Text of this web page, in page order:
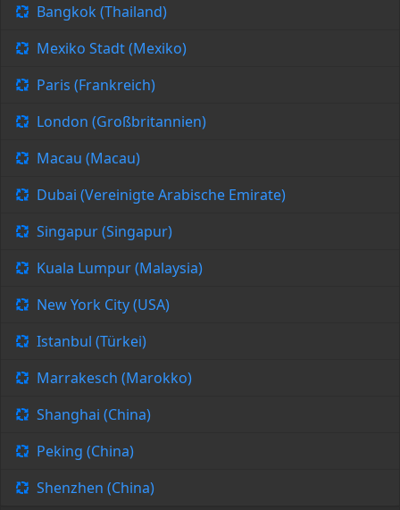
Bangkok (Thailand)
Mexiko Stadt (Mexiko)
Paris (Frankreich)
London (Großbritannien)
Macau (Macau)
Dubai (Vereinigte Arabische Emirate)
Singapur (Singapur)
Kuala Lumpur (Malaysia)
New York City (USA)
Istanbul (Türkei)
Marrakesch (Marokko)
Shanghai (China)
Peking (China)
Shenzhen (China)